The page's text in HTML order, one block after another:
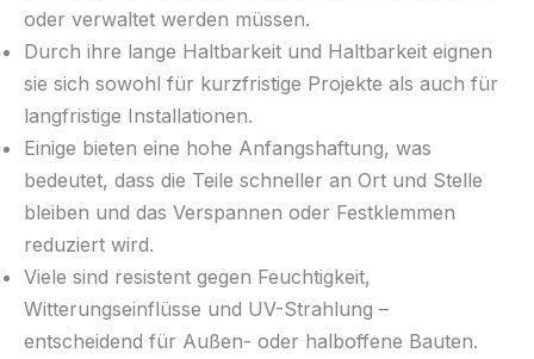
oder verwaltet werden müssen.
Durch ihre lange Haltbarkeit und Haltbarkeit eignen
sie sich sowohl für kurzfristige Projekte als auch für
langfristige Installationen.
Einige bieten eine hohe Anfangshaftung, was
bedeutet, dass die Teile schneller an Ort und Stelle
bleiben und das Verspannen oder Festklemmen
reduziert wird.
Viele sind resistent gegen Feuchtigkeit,
Witterungseinflüsse und UV-Strahlung –
entscheidend für Außen- oder halboffene Bauten.